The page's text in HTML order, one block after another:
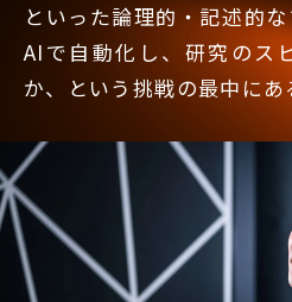
といった論理的・記述的
AIで自動化し、研究のス
か、という挑戦の最中に